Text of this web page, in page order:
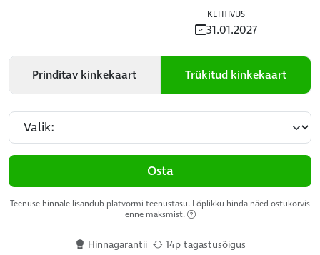
KEHTIVUS
31.01.2027
Prinditav kinkekaart Trükitud kinkekaart
Osta
Teenuse hinnale lisandub platvormi teenustasu. Lõplikku hinda näed ostukorvis
enne maksmist.
Hinnagarantii
14p tagastusõigus